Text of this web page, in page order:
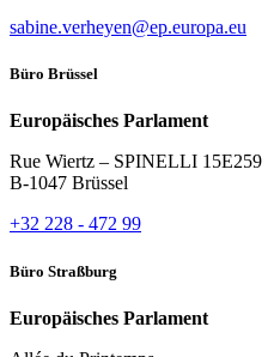
sabine.verheyen@ep.europa.eu
Büro Brüssel
Europäisches Parlament
Rue Wiertz – SPINELLI 15E259
B-1047 Brüssel
+32 228 - 472 99
Büro Straßburg
Europäisches Parlament